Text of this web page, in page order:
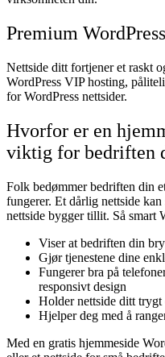
Premium
Nettside ditt fortjener et raskt
WordPress VIP hosting,
for WordPress nettsider.
Hvorfor er en
viktig for bedriften
Folk bedømmer bedriften din
fungerer. Et dårlig nettside
nettside bygger tillit. Så smart
Viser at bedriften din
Gjør tjenestene dine
Fungerer bra på
responsivt design
Holder nettside ditt trygt
Hjelper deg med å
Med en gratis hjemmeside